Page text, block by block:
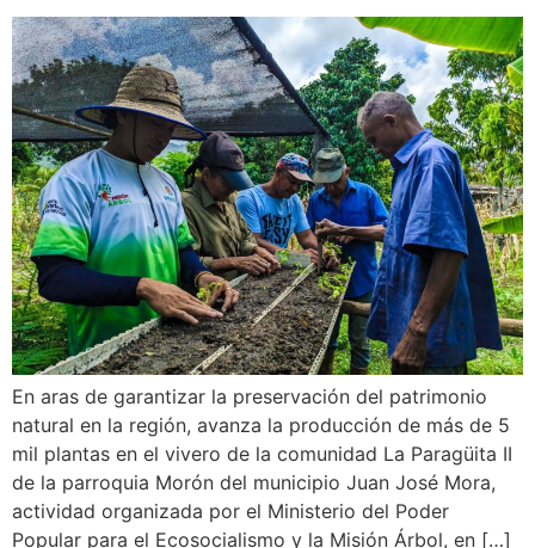
En aras de garantizar la preservación del patrimonio
natural en la región, avanza la producción de más de 5
mil plantas en el vivero de la comunidad La Paragüita II
de la parroquia Morón del municipio Juan José Mora,
actividad organizada por el Ministerio del Poder
Popular para el Ecosocialismo y la Misión Árbol, en […]